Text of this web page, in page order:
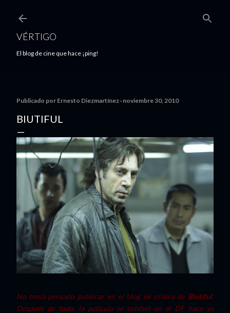
VÉRTIGO
El blog de cine que hace ¡ping!
Publicado por Ernesto Diezmartínez noviembre 30, 2010
BIUTIFUL
No tenía pensado publicar en el blog mi crítica de Biutiful.
Después de todo, la película se exhibió en el DF hace ya